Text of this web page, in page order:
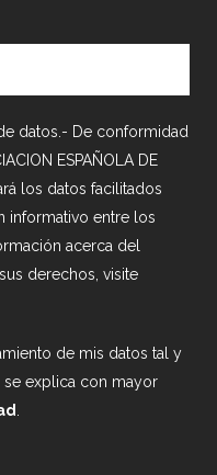
datos.- De conformidad
ESPAÑOLA DE
los datos facilitados
informativo entre los
acerca del
derechos, visite
de mis datos tal y
explica con mayor